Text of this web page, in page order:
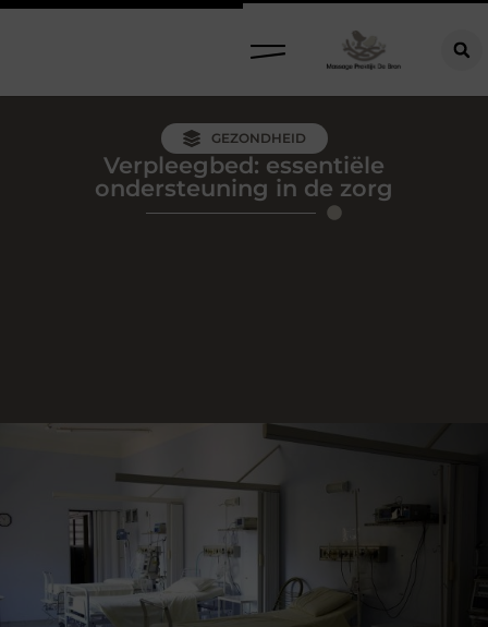
GEZONDHEID
Verpleegbed: essentiële
ondersteuning in de zorg